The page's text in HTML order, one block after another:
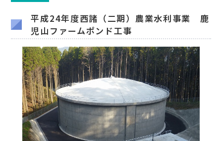
平成24年度西諸（二期）農業水利事業 鹿
児山ファームポンド工事